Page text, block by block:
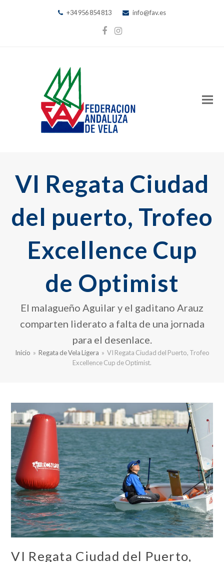
+34 956 854 813 info@fav.es
Facebook
Instagram
VI Regata Ciudad
del puerto, Trofeo
Excellence Cup
de Optimist
El malagueño Aguilar y el gaditano Arauz
comparten liderato a falta de una jornada
para el desenlace.
Inicio » Regata de Vela Ligera » VI Regata Ciudad del Puerto, Trofeo
Excellence Cup de Optimist.
VI Regata Ciudad del Puerto,